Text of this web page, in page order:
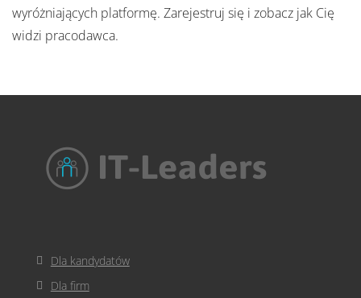
wyróżniających platformę. Zarejestruj się i zobacz jak Cię
widzi pracodawca.
Dla kandydatów
Dla firm